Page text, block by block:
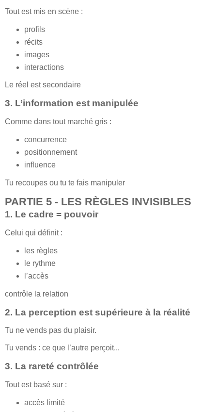
Tout est mis en scène :
profils
récits
images
interactions
Le réel est secondaire
3. L’information est manipulée
Comme dans tout marché gris :
concurrence
positionnement
influence
Tu recoupes ou tu te fais manipuler
PARTIE 5 - LES RÈGLES INVISIBLES
1. Le cadre = pouvoir
Celui qui définit :
les règles
le rythme
l’accès
contrôle la relation
2. La perception est supérieure à la réalité
Tu ne vends pas du plaisir.
Tu vends : ce que l’autre perçoit...
3. La rareté contrôlée
Tout est basé sur :
accès limité